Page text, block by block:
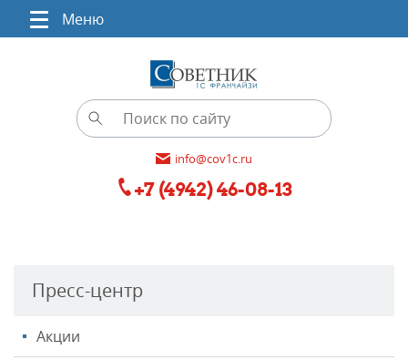
Меню
info@cov1c.ru
+7 (4942) 46-08-13
Пресс-центр
Акции